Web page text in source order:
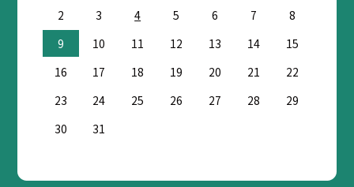
2
3 4 5 6 7
8
9
10 11 12 13 14
15
16
17 18 19 20 21
22
23
24 25 26 27 28
29
30
31